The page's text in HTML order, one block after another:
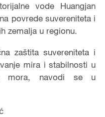
vode Huangjan
povrede suvereniteta i
zemalja u regionu.
zaštita suvereniteta i
mira i stabilnosti u
mora, navodi se u